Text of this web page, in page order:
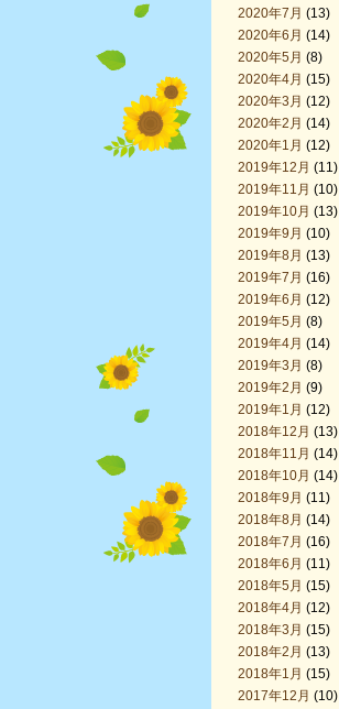
2020年7月 (13)
2020年6月 (14)
2020年5月 (8)
2020年4月 (15)
2020年3月 (12)
2020年2月 (14)
2020年1月 (12)
2019年12月 (11)
2019年11月 (10)
2019年10月 (13)
2019年9月 (10)
2019年8月 (13)
2019年7月 (16)
2019年6月 (12)
2019年5月 (8)
2019年4月 (14)
2019年3月 (8)
2019年2月 (9)
2019年1月 (12)
2018年12月 (13)
2018年11月 (14)
2018年10月 (14)
2018年9月 (11)
2018年8月 (14)
2018年7月 (16)
2018年6月 (11)
2018年5月 (15)
2018年4月 (12)
2018年3月 (15)
2018年2月 (13)
2018年1月 (15)
2017年12月 (10)